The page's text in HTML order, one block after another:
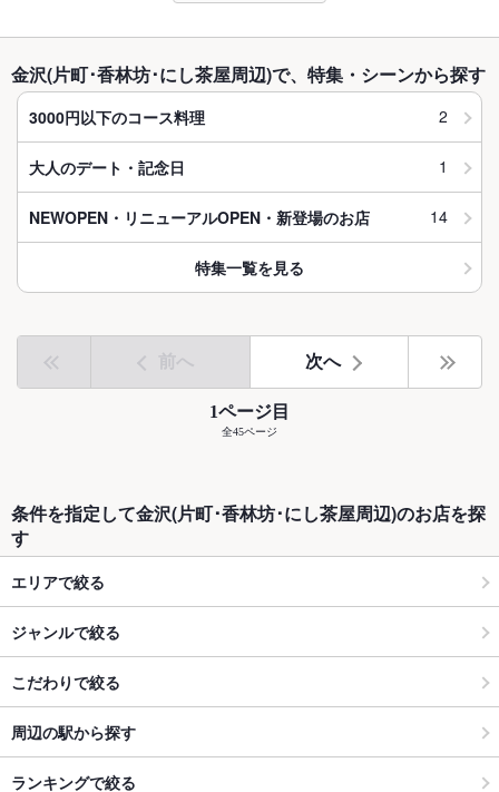
金沢(片町･香林坊･にし茶屋周辺)で、特集・シーンから探す
3000円以下のコース料理 2
大人のデート・記念日 1
NEWOPEN・リニューアルOPEN・新登場のお店 14
特集一覧を見る
前へ 次へ
1ページ目
全45ページ
条件を指定して金沢(片町･香林坊･にし茶屋周辺)のお店を探
す
エリアで絞る
ジャンルで絞る
こだわりで絞る
周辺の駅から探す
ランキングで絞る